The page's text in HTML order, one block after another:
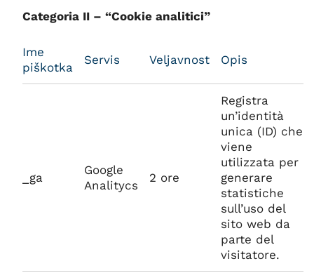
Categoria II – “Cookie analitici”
Ime
piškotka
Servis Veljavnost Opis
_ga
Google
Analitycs
2 ore
Registra
un’identità
unica (ID) che
viene
utilizzata per
generare
statistiche
sull’uso del
sito web da
parte del
visitatore.